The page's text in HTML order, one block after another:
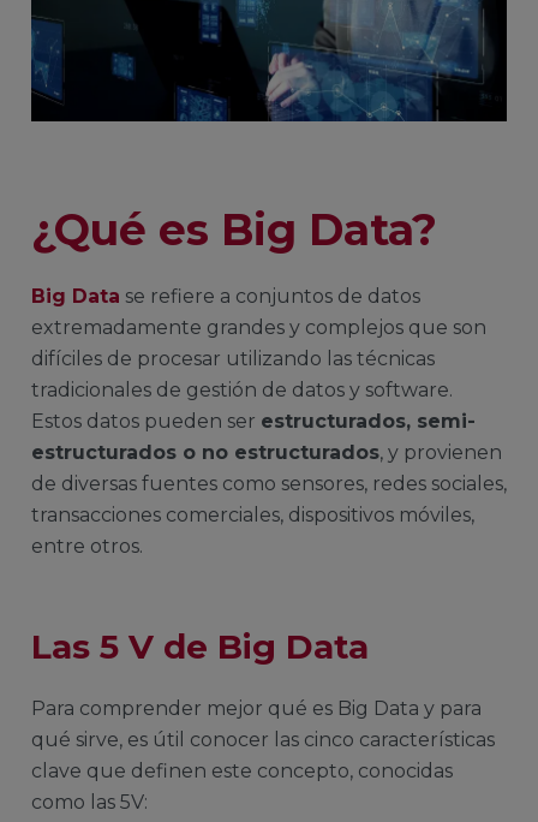
¿Qué es Big Data?
Big Data se refiere a conjuntos de datos
extremadamente grandes y complejos que son
difíciles de procesar utilizando las técnicas
tradicionales de gestión de datos y software.
Estos datos pueden ser estructurados, semi-
estructurados o no estructurados, y provienen
de diversas fuentes como sensores, redes sociales,
transacciones comerciales, dispositivos móviles,
entre otros.
Las 5 V de Big Data
Para comprender mejor qué es Big Data y para
qué sirve, es útil conocer las cinco características
clave que definen este concepto, conocidas
como las 5V: